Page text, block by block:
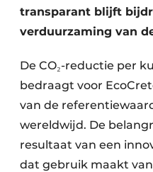
transparant blijft
verduurzaming van
De CO₂-reductie per
bedraagt voor
van de
wereldwijd. De
resultaat van een
dat gebruik maakt